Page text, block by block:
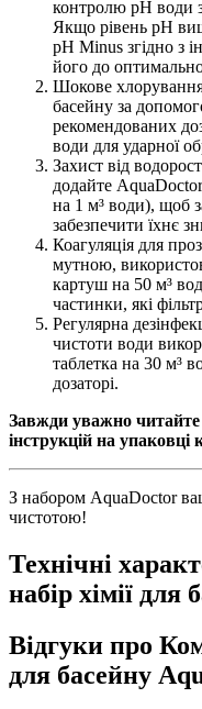
контролю pH води
Якщо рівень pH
pH Minus згідно з
його до
Шокове
басейну за
рекомендованих
води для ударної
Захист від
додайте
на 1 м³ води), щоб
забезпечити їхнє
Коагуляція для
мутною,
картуш на 50 м³
частинки, які
Регулярна
чистоти води
таблетка на 30 м³
дозаторі.
Завжди уважно читайте
інструкцій на
З набором AquaDoctor
чистотою!
Технічні
набір хімії
Відгуки про
для басейну